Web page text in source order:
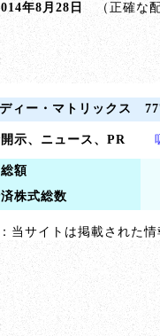
年8月28日 （正確な
ィー・マトリックス
示、ニュース、PR
額
株式総数
当サイトは掲載された